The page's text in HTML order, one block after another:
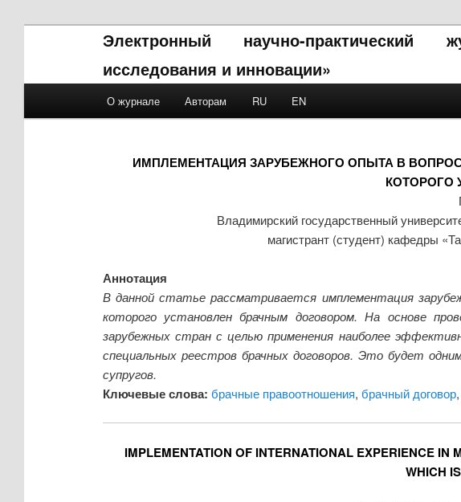
Электронный научно-
исследования и инновации»
Skip to primary content
Skip to secondary content
О журнале Авторам RU EN
ИМПЛЕМЕНТАЦИЯ ЗАРУБЕЖНОГО ОПЫТА В
КОТОРОГО
Владимирский государственный
магистрант (студент) кафедры
Аннотация
В данной статье рассматривается имплементация
которого установлен брачным договором. На основе
зарубежных стран с целью применения наиболее
специальных реестров брачных договоров. Это будет
супругов.
Ключевые слова: брачные правоотношения, брачный договор,
IMPLEMENTATION OF INTERNATIONAL EXPERIENCE
WHICH